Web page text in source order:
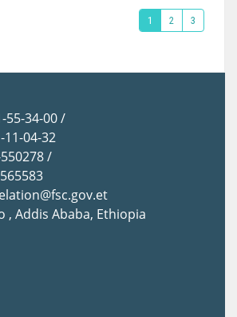
1 2 3
55-34-00 /
04-32
/
, Addis Ababa, Ethiopia